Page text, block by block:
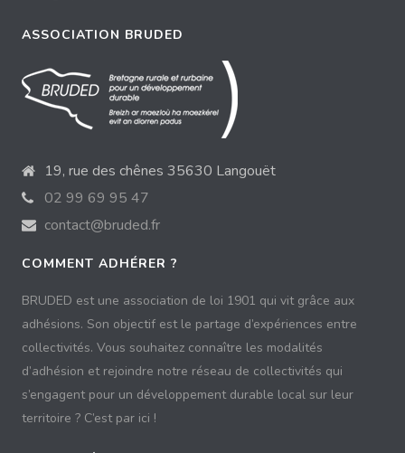
ASSOCIATION BRUDED
19, rue des chênes 35630 Langouët
02 99 69 95 47
contact@bruded.fr
COMMENT ADHÉRER ?
BRUDED est une association de loi 1901 qui vit grâce aux
adhésions. Son objectif est le partage d’expériences entre
collectivités. Vous souhaitez connaître les modalités
d’adhésion et rejoindre notre réseau de collectivités qui
s’engagent pour un développement durable local sur leur
territoire ? C’est par ici !